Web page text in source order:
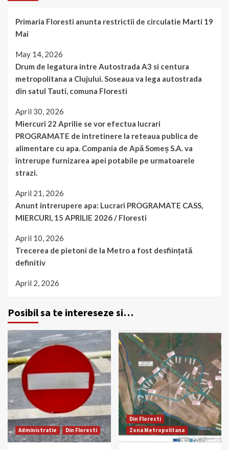
Primaria Floresti anunta restrictii de circulatie Marti 19
Mai
May 14, 2026
Drum de legatura intre Autostrada A3 si centura
metropolitana a Clujului. Soseaua va lega autostrada
din satul Tauti, comuna Floresti
April 30, 2026
Miercuri 22 Aprilie se vor efectua lucrari
PROGRAMATE de intretinere la reteaua publica de
alimentare cu apa. Compania de Apă Someș S.A. va
întrerupe furnizarea apei potabile pe urmatoarele
strazi.
April 21, 2026
Anunt intrerupere apa: Lucrari PROGRAMATE CASS,
MIERCURI, 15 APRILIE 2026 / Floresti
April 10, 2026
Trecerea de pietoni de la Metro a fost desființată
definitiv
April 2, 2026
Posibil sa te intereseze si…
Administratie Din Floresti
Din Floresti
Zona Metropolitana